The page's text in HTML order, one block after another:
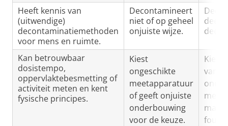
Heeft kennis van
(uitwendige)
decontaminatiemethoden
voor mens en ruimte.
Decontamineert
niet of op geheel
onjuiste wijze.
deels
deels
Kan betrouwbaar
dosistempo,
oppervlaktebesmetting of
activiteit meten en kent
fysische principes.
Kiest
ongeschikte
meetapparatuur
of geeft onjuiste
onderbouwing
voor de keuze.
Kiest
van
maar